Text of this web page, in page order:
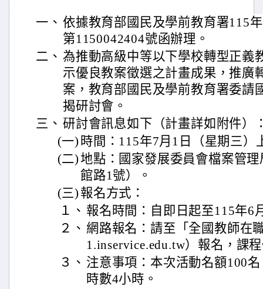
一、 依據教育部國民及學前教育署115
第1150042404號函辦理。
二、 為推動高級中等以下學校轉型正義
示優良教案徵選之計畫成果，推廣
案，教育部國民及學前教育署委請
揭研討會。
三、 研討會訊息如下（計畫詳如附件）
(一) 時間：115年7月1日（星期三）
(二)地點：國家發展委員會檔案管
館路1號）。
(三) 報名方式：
１、 報名時間：自即日起至115年6
２、 網路報名：請至「全國教師在
1.inservice.edu.tw）報名，課
３、 注意事項：本次活動名額100
時數4小時。